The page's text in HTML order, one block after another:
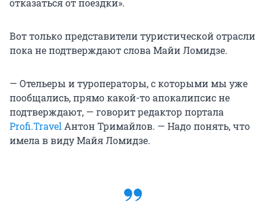
отказаться от поездки».
Вот только представители туристической отрасли
пока не подтверждают слова Майи Ломидзе.
— Отельеры и туроператоры, с которыми мы уже
пообщались, прямо какой-то апокалипсис не
подтверждают, — говорит редактор портала
Profi.TravelАнтон Тримайлов. — Надо понять, что
имела в виду Майя Ломидзе.